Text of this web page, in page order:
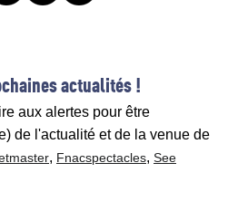
actualités !
aux alertes pour être
de l'actualité et de la venue de
, Fnacspectacles, See